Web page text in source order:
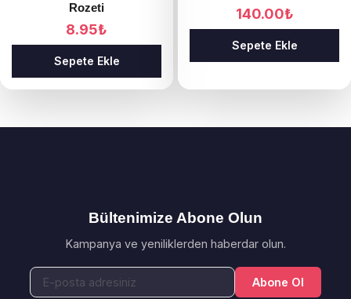
Rozeti
8.95₺
Sepete Ekle
140.00₺
Sepete Ekle
Bültenimize Abone Olun
Kampanya ve yeniliklerden haberdar olun.
Abone Ol